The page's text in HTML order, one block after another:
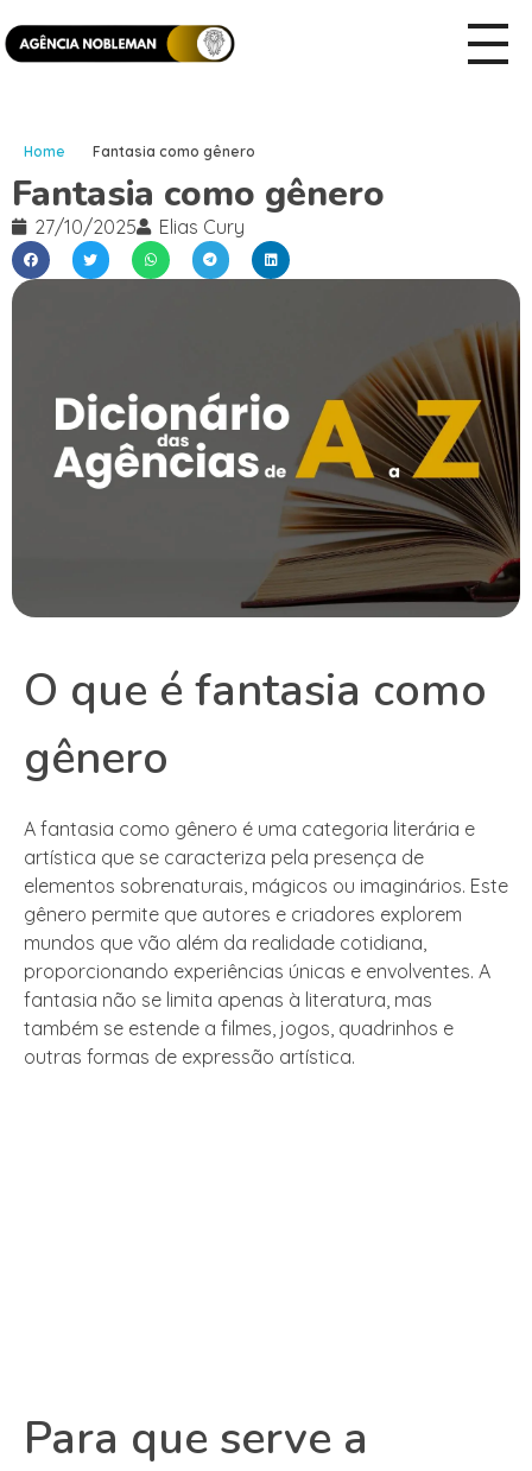
Home Fantasia como gênero
Fantasia como gênero
27/10/2025 Elias Cury
O que é fantasia como
gênero
A fantasia como gênero é uma categoria literária e
artística que se caracteriza pela presença de
elementos sobrenaturais, mágicos ou imaginários. Este
gênero permite que autores e criadores explorem
mundos que vão além da realidade cotidiana,
proporcionando experiências únicas e envolventes. A
fantasia não se limita apenas à literatura, mas
também se estende a filmes, jogos, quadrinhos e
outras formas de expressão artística.
Para que serve a